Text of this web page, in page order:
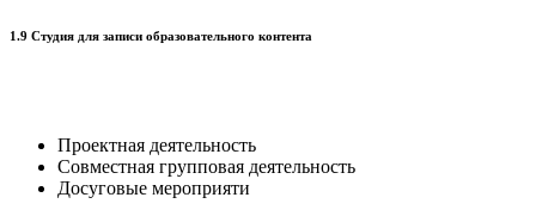
1.9 Студия для записи образовательного контента
Проектная деятельность
Совместная групповая деятельность
Досуговые мероприяти